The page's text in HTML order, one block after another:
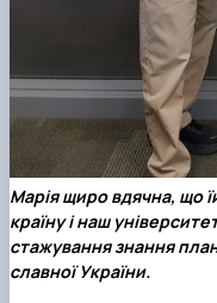
Марія щиро вдячна, що
країну і наш
стажування знання
славної України.